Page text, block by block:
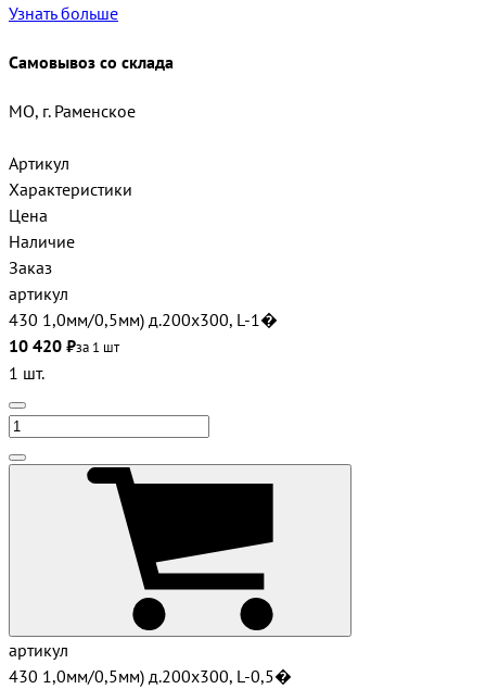
Узнать больше
Самовывоз со склада
МО, г. Раменское
Артикул
Характеристики
Цена
Наличие
Заказ
артикул
430 1,0мм/0,5мм) д.200х300, L-1�
10 420 ₽за 1 шт
1 шт.
артикул
430 1,0мм/0,5мм) д.200х300, L-0,5�